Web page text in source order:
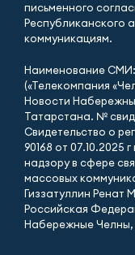
письменного
Республиканского
коммуникациям.
Наименование СМИ:
(«Телекомпания
Новости
Татарстана. №
Свидетельство о
90168 от
надзору в сфере
массовых
Гиззатуллин Ренат
Российская
Набережные Челны,